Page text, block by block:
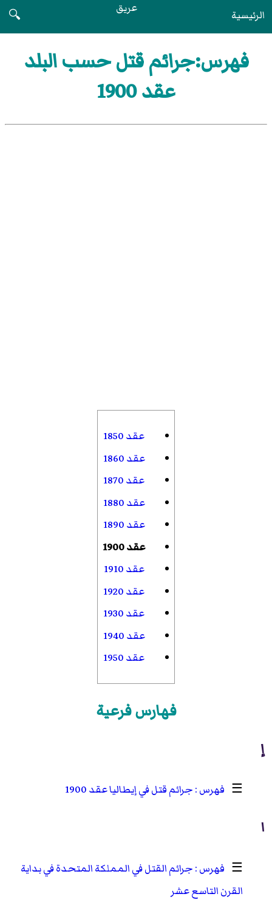
الرئيسية عريق
🔍
فهرس:جرائم قتل حسب البلد
عقد 1900
عقد 1850
عقد 1860
عقد 1870
عقد 1880
عقد 1890
عقد 1900
عقد 1910
عقد 1920
عقد 1930
عقد 1940
عقد 1950
فهارس فرعية
إ
☰ جرائم قتل في إيطاليا عقد 1900
ا
☰
جرائم القتل في المملكة المتحدة في بداية
القرن التاسع عشر